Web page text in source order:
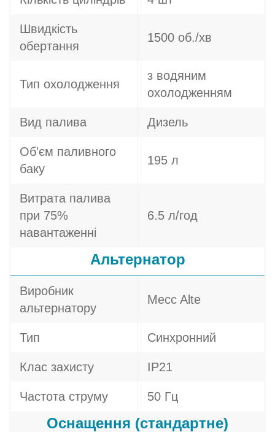
Швидкість
обертання
1500 об./хв
Тип охолодження
з водяним
охолодженням
Вид палива Дизель
Об'єм паливного
баку
195 л
Витрата палива
при 75%
навантаженні
6.5 л/год
Альтернатор
Виробник
альтернатору
Mecc Alte
Тип Синхронний
Клас захисту IP21
Частота струму 50 Гц
Оснащення (стандартне)